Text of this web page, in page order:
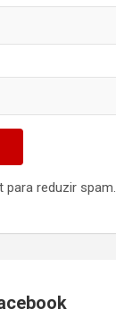
para reduzir spam.